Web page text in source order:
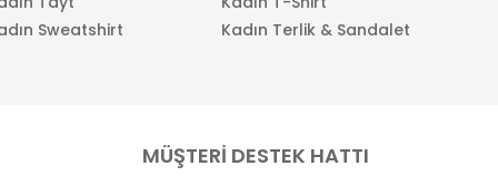
Sweatshirt Kadın Terlik & Sandalet
MÜŞTERİ DESTEK HATTI